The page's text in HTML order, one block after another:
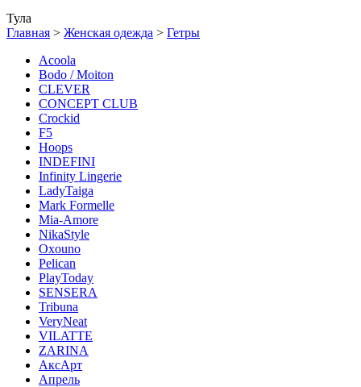
Тула
Главная > Женская одежда > Гетры
Acoola
Bodo / Moiton
CLEVER
CONCEPT CLUB
Crockid
F5
Hoops
INDEFINI
Infinity Lingerie
LadyTaiga
Mark Formelle
Mia-Amore
NikaStyle
Oxouno
Pelican
PlayToday
SENSERA
Tribuna
VeryNeat
VILATTE
ZARINA
АксАрт
Апрель